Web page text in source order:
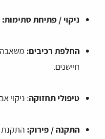
ניקוי / פתיחת סתימות:
החלפת רכיבים:
חיישנים.
טיפולי תחזוקה: ניקוי
התקנה / פירוק: התקנת